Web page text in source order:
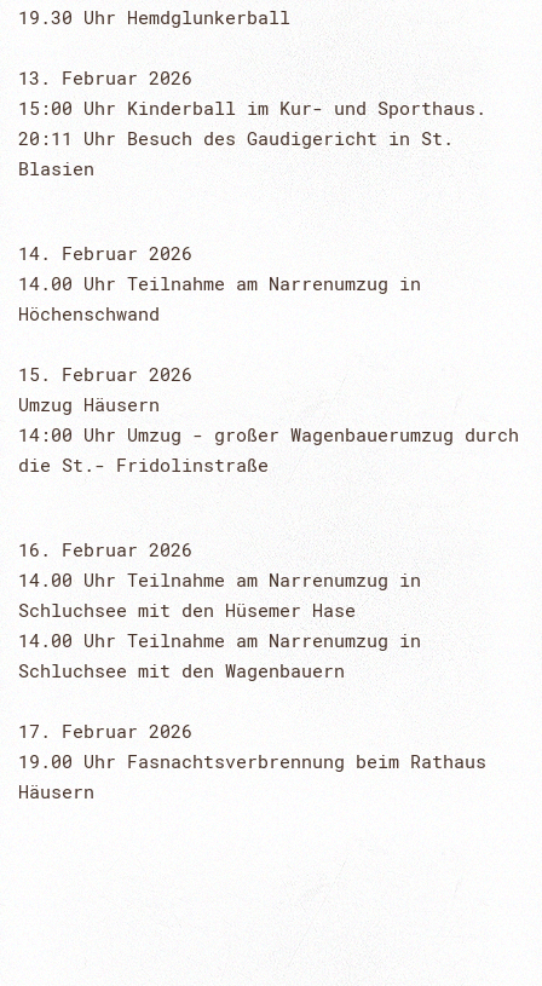
19.30 Uhr Hemdglunkerball
13. Februar 2026
15:00 Uhr Kinderball im Kur- und Sporthaus.
20:11 Uhr Besuch des Gaudigericht in St.
Blasien
14. Februar 2026
14.00 Uhr Teilnahme am Narrenumzug in
Höchenschwand
15. Februar 2026
Umzug Häusern
14:00 Uhr Umzug - großer Wagenbauerumzug durch
die St.- Fridolinstraße
16. Februar 2026
14.00 Uhr Teilnahme am Narrenumzug in
Schluchsee mit den Hüsemer Hase
14.00 Uhr Teilnahme am Narrenumzug in
Schluchsee mit den Wagenbauern
17. Februar 2026
19.00 Uhr Fasnachtsverbrennung beim Rathaus
Häusern